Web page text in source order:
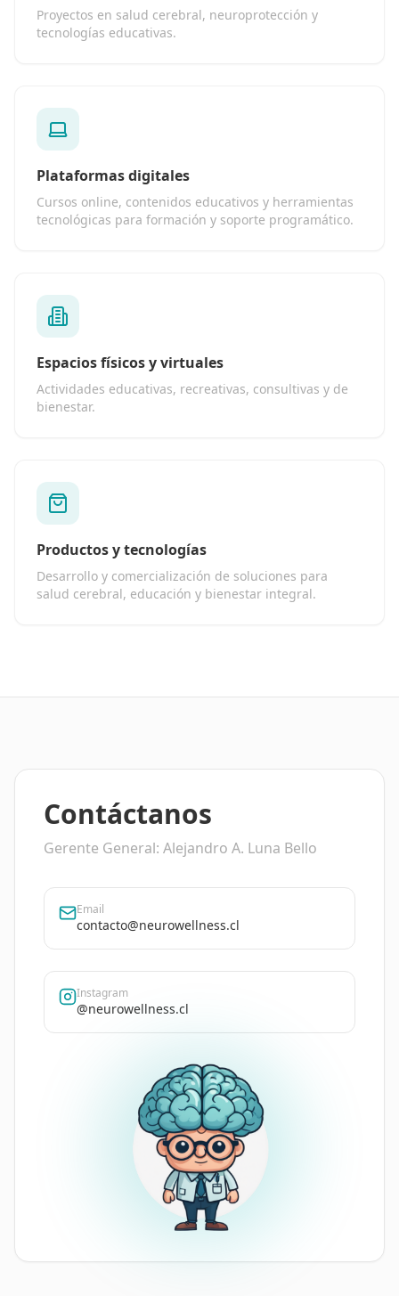
Proyectos en salud cerebral, neuroprotección y
tecnologías educativas.
Plataformas digitales
Cursos online, contenidos educativos y herramientas
tecnológicas para formación y soporte programático.
Espacios físicos y virtuales
Actividades educativas, recreativas, consultivas y de
bienestar.
Productos y tecnologías
Desarrollo y comercialización de soluciones para
salud cerebral, educación y bienestar integral.
Contáctanos
Gerente General: Alejandro A. Luna Bello
Email
contacto@neurowellness.cl
Instagram
@neurowellness.cl